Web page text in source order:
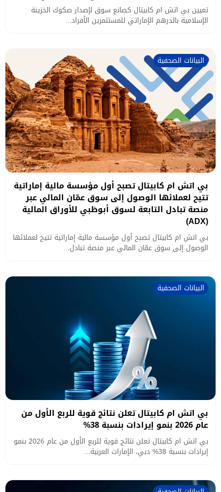
تعيين بي اتش ام كابيتال كصانع سوق لإصدار صكوك الخزينة
الإسلامية بالدرهم الإماراتي للمستثمرين الأفراد...
البيانات الصحفية
بي اتش ام كابيتال تصبح أول مؤسسة مالية إماراتية
تتيح لعملائها الوصول إلى سوق عمّان المالي عبر
منصة تبادل التابعة لسوق أبوظبي للأوراق المالية
(ADX)
بي اتش ام كابيتال تصبح أول مؤسسة مالية إماراتية تتيح لعملائها
الوصول إلى سوق عمّان المالي عبر منصة تبادل...
البيانات الصحفية
بي اتش ام كابيتال تعلن نتائج قوية للربع الأول من
عام 2026 بنمو إيرادات بنسبة 38%
بي اتش ام كابيتال تعلن نتائج قوية للربع الأول من عام 2026 بنمو
إيرادات بنسبة 38% دبي، الإمارات العربية...